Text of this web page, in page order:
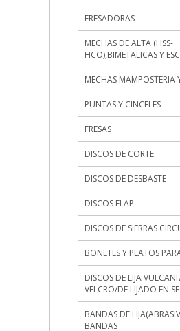
FRESADORAS
MECHAS DE ALTA (HSS-
HCO),BIMETALICAS Y
MECHAS MAMPOSTERIA
PUNTAS Y CINCELES
FRESAS
DISCOS DE CORTE
DISCOS DE DESBASTE
DISCOS FLAP
DISCOS DE SIERRAS
BONETES Y PLATOS
DISCOS DE LIJA
VELCRO/DE LIJADO EN
BANDAS DE
BANDAS